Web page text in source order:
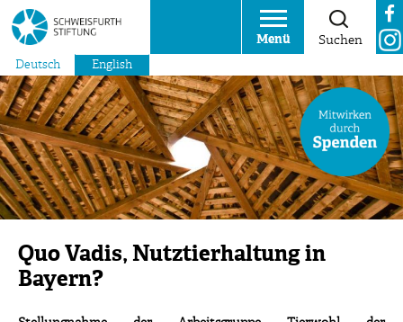
Menü Suchen
Deutsch English
Quo Vadis, Nutztierhaltung in
Bayern?